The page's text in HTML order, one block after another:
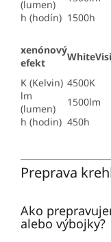
(lumen)
h (hodín) 1500h
xenónový
efekt
K (Kelvin) 4500K
lm
(lumen)
1500lm
h (hodin) 450h
Preprava
Ako
alebo výbojky?